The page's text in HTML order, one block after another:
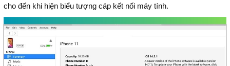
cho đến khi hiện biểu tượng cáp kết nối máy tính.